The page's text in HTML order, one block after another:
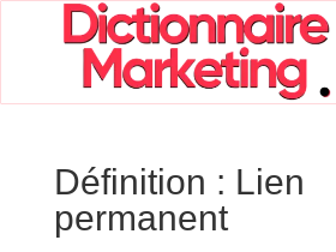
Définition : Lien
permanent